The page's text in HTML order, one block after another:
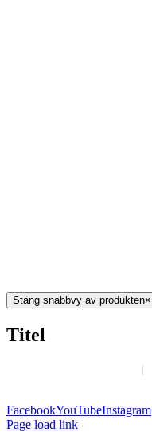
Stäng snabbvy av produkten×
Titel
FacebookYouTubeInstagram
Page load link